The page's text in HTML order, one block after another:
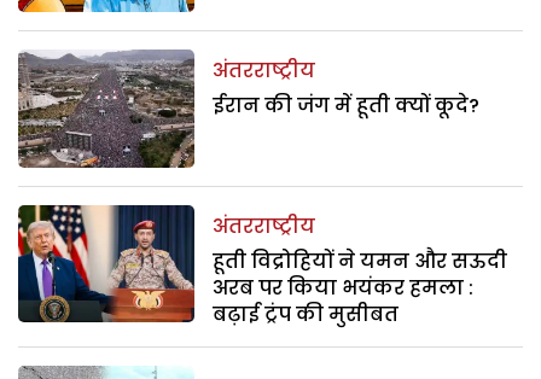
अंतरराष्ट्रीय
ईरान की जंग में हूती क्यों कूदे?
अंतरराष्ट्रीय
हूती विद्रोहियों ने यमन और सऊदी
अरब पर किया भयंकर हमला :
बढ़ाई ट्रंप की मुसीबत